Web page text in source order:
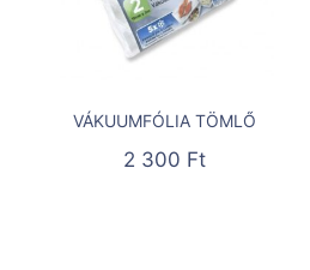
VÁKUUMFÓLIA TÖMLŐ
2 300 Ft